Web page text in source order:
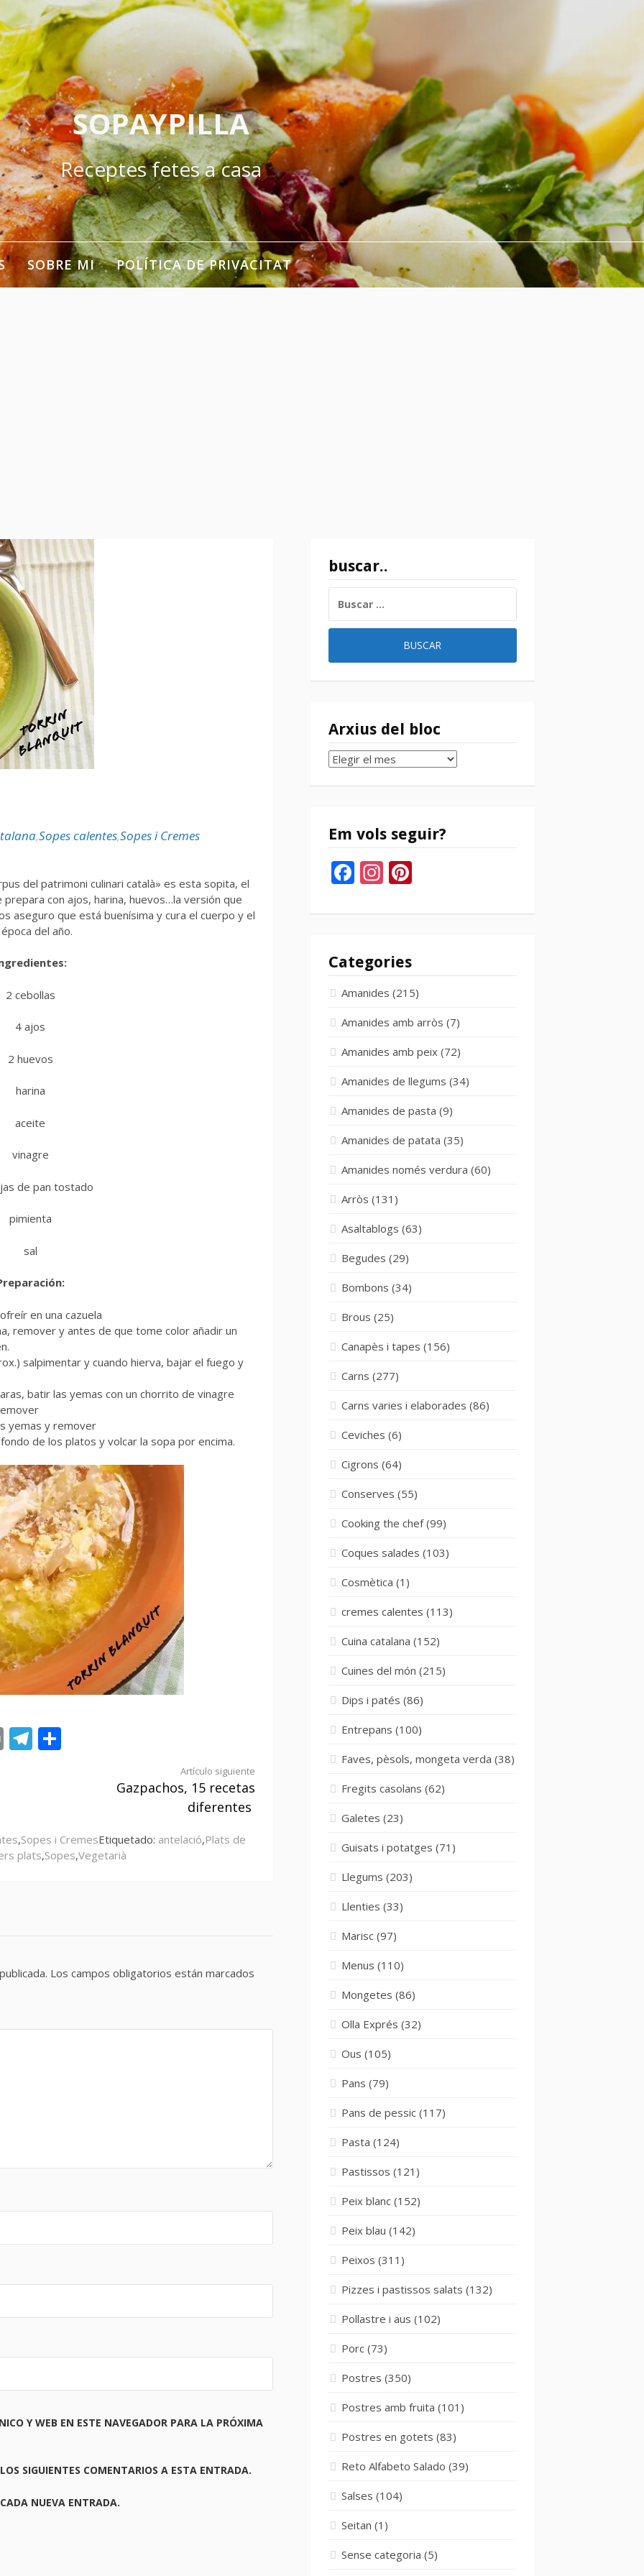
SOPAYPILLA
Receptes fetes a casa
SOBRE MI POLÍTICA DE PRIVACITAT
,Sopes calentes,Sopes i Cremes
del patrimoni culinari català» es esta sopita, el
con ajos, harina, huevos…la versión que
aseguro que está buenísima y cura el cuerpo y el
del año.
2 cebollas
4 ajos
2 huevos
harina
aceite
vinagre
de pan tostado
pimienta
sal
en una cazuela
remover y antes de que tome color añadir un
salpimentar y cuando hierva, bajar el fuego y
batir las yemas con un chorrito de vinagre
yemas y remover
de los platos y volcar la sopa por encima.
PrintTelegram
Artículo siguiente
Gazpachos, 15 recetas
diferentes
,Sopes i CremesEtiquetado: antelació,Plats de
plats,Sopes,Vegetarià
Los campos obligatorios están marcados
Y WEB EN ESTE NAVEGADOR PARA LA PRÓXIMA
SIGUIENTES COMENTARIOS A ESTA ENTRADA.
NUEVA ENTRADA.
buscar..
Arxius del bloc
Arxius
bloc
Em vols seguir?
Facebook
Instagram
Categories
Amanides (215)
Amanides amb arròs (7)
Amanides amb peix (72)
Amanides de llegums (34)
Amanides de pasta (9)
Amanides de patata (35)
Amanides només verdura (60)
Arròs (131)
Asaltablogs (63)
Begudes (29)
Bombons (34)
Brous (25)
Canapès i tapes (156)
Carns (277)
Carns varies i elaborades (86)
Ceviches (6)
Cigrons (64)
Conserves (55)
Cooking the chef(99)
Coques salades (103)
Cosmètica (1)
cremes calentes (113)
Cuina catalana (152)
Cuines del món (215)
Dips i patés (86)
Entrepans (100)
Faves, pèsols, mongeta verda (38)
Fregits casolans (62)
Galetes (23)
Guisats i potatges (71)
Llegums (203)
Llenties (33)
Marisc (97)
Menus (110)
Mongetes (86)
Olla Exprés (32)
Ous (105)
Pans (79)
Pans de pessic (117)
Pasta (124)
Pastissos (121)
Peix blanc (152)
Peix blau (142)
Peixos (311)
Pizzes i pastissos salats (132)
Pollastre i aus (102)
Porc (73)
Postres (350)
Postres amb fruita (101)
Postres en gotets (83)
Reto Alfabeto Salado (39)
Salses (104)
Seitan (1)
Sense categoria (5)